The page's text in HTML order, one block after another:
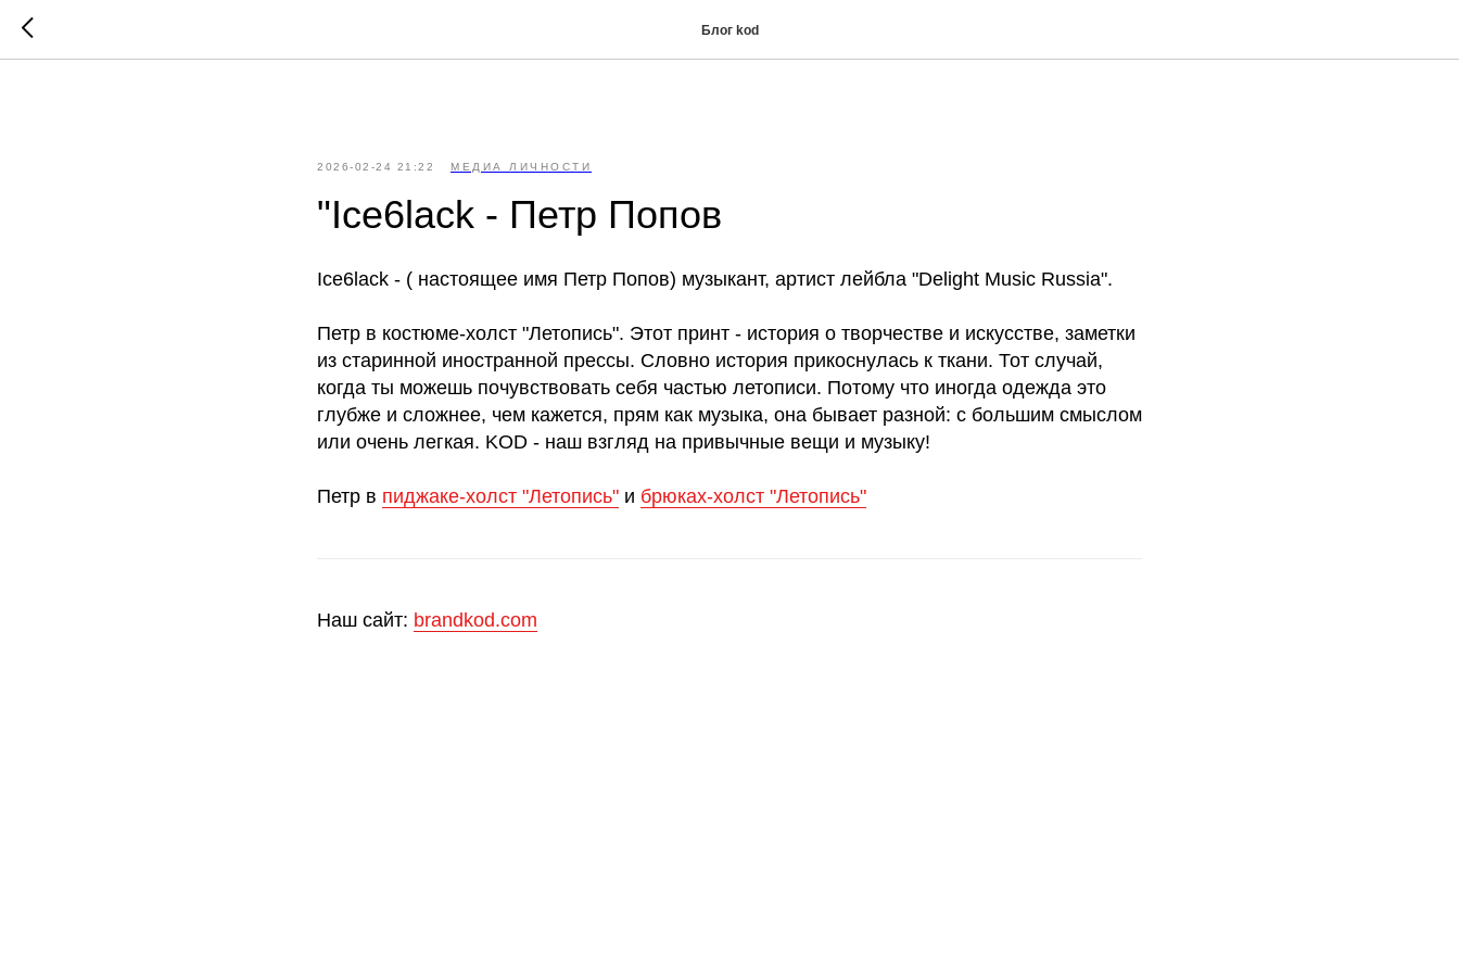
Блог kod
2026-02-24 21:22 МЕДИА ЛИЧНОСТИ
"Ice6lack - Петр Попов
Ice6lack - ( настоящее имя Петр Попов) музыкант, артист лейбла "Delight Music Russia".
Петр в костюме-холст "Летопись". Этот принт - история о творчестве и искусстве, заметки
из старинной иностранной прессы. Словно история прикоснулась к ткани. Тот случай,
когда ты можешь почувствовать себя частью летописи. Потому что иногда одежда это
глубже и сложнее, чем кажется, прям как музыка, она бывает разной: с большим смыслом
или очень легкая. KОD - наш взгляд на привычные вещи и музыку!
Петр в пиджаке-холст "Летопись" и брюках-холст "Летопись"
Наш сайт: brandkod.com